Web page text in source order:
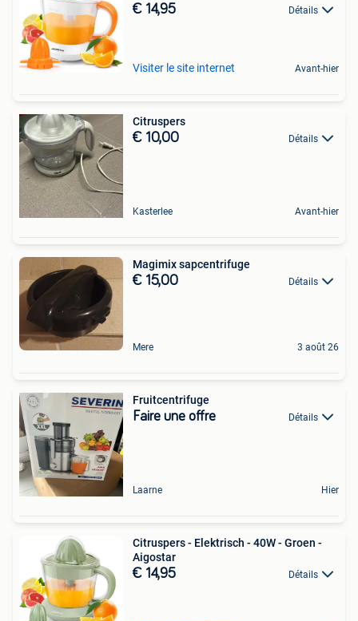
€ 14,95 Détails
Visiter le site internet Avant-hier
Citruspers
€ 10,00 Détails
Kasterlee Avant-hier
Magimix sapcentrifuge
€ 15,00 Détails
Mere 3 août 26
Fruitcentrifuge
Faire une offre Détails
Laarne Hier
Citruspers - Elektrisch - 40W - Groen -
Aigostar
€ 14,95 Détails